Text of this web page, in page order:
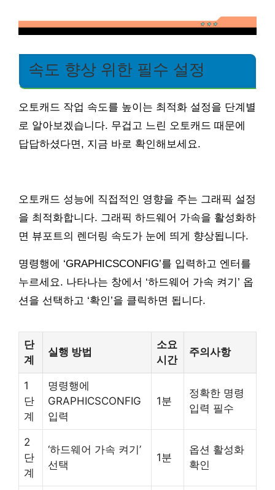
속도 향상 위한 필수 설정
오토캐드 작업 속도를 높이는 최적화 설정을 단계별
로 알아보겠습니다. 무겁고 느린 오토캐드 때문에
답답하셨다면, 지금 바로 확인해보세요.
오토캐드 성능에 직접적인 영향을 주는 그래픽 설정
을 최적화합니다. 그래픽 하드웨어 가속을 활성화하
면 뷰포트의 렌더링 속도가 눈에 띄게 향상됩니다.
명령행에 ‘GRAPHICSCONFIG’를 입력하고 엔터를
누르세요. 나타나는 창에서 ‘하드웨어 가속 켜기’ 옵
션을 선택하고 ‘확인’을 클릭하면 됩니다.
단
계
실행 방법
소요
시간
주의사항
1
단
계
명령행에
GRAPHICSCONFIG
입력
1분
정확한 명령
입력 필수
2
단
계
‘하드웨어 가속 켜기’
선택
1분
옵션 활성화
확인